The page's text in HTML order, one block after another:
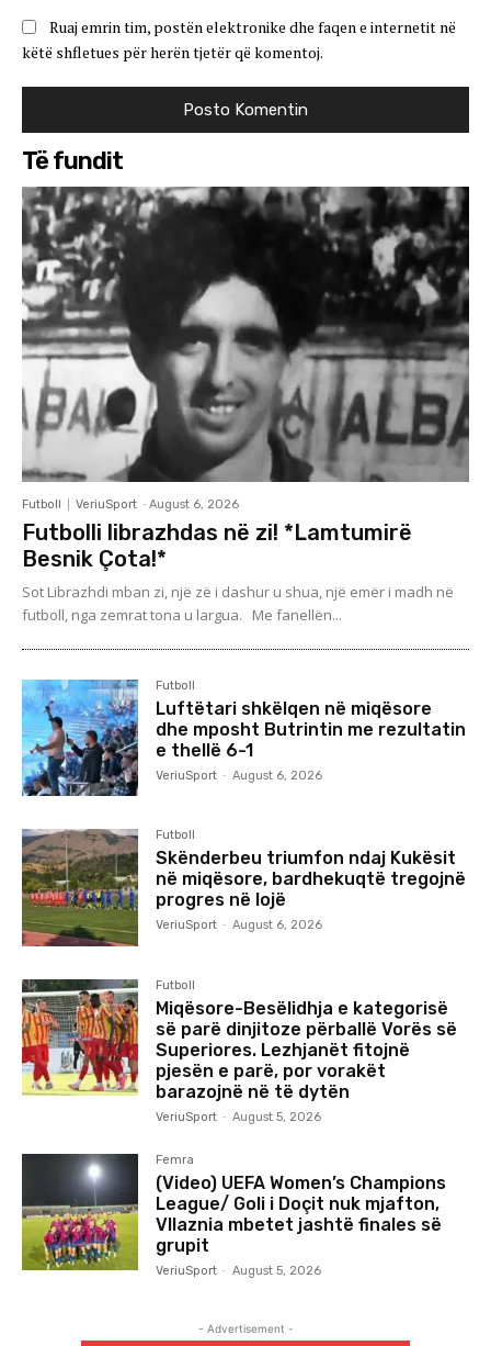
Ruaj emrin tim, postën elektronike dhe faqen e internetit në
këtë shfletues për herën tjetër që komentoj.
Të fundit
Futboll VeriuSport - August 6, 2026
Futbolli librazhdas në zi! *Lamtumirë
Besnik Çota!*
Sot Librazhdi mban zi, një zë i dashur u shua, një emër i madh në
futboll, nga zemrat tona u largua. Me fanellën...
Futboll
Luftëtari shkëlqen në miqësore
dhe mposht Butrintin me rezultatin
e thellë 6-1
VeriuSport - August 6, 2026
Futboll
Skënderbeu triumfon ndaj Kukësit
në miqësore, bardhekuqtë tregojnë
progres në lojë
VeriuSport - August 6, 2026
Futboll
Miqësore-Besëlidhja e kategorisë
së parë dinjitoze përballë Vorës së
Superiores. Lezhjanët fitojnë
pjesën e parë, por vorakët
barazojnë në të dytën
VeriuSport - August 5, 2026
Femra
(Video) UEFA Women’s Champions
League/ Goli i Doçit nuk mjafton,
Vllaznia mbetet jashtë finales së
grupit
VeriuSport - August 5, 2026
- Advertisement -